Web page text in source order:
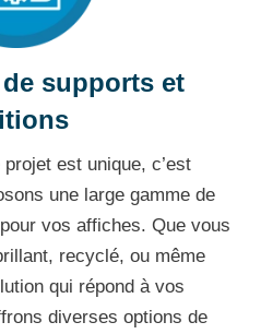
supports et
est unique, c’est
une large gamme de
pour vos affiches. Que vous
recyclé, ou même
qui répond à vos
diverses options de